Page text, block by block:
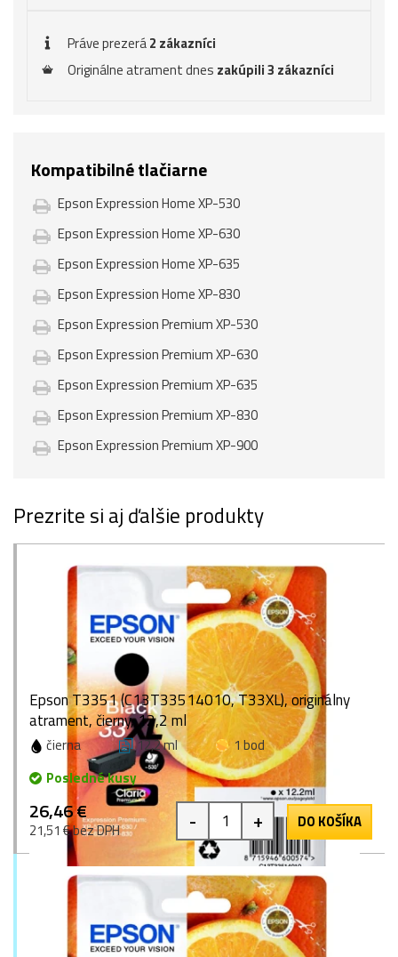
Práve prezerá2 zákazníci
Originálne atrament dnes zakúpili 3 zákazníci
Kompatibilné tlačiarne
Epson Expression Home XP-530
Epson Expression Home XP-630
Epson Expression Home XP-635
Epson Expression Home XP-830
Epson Expression Premium XP-530
Epson Expression Premium XP-630
Epson Expression Premium XP-635
Epson Expression Premium XP-830
Epson Expression Premium XP-900
Prezrite si aj ďalšie produkty
Epson T3351 (C13T33514010, T33XL), originálny
atrament, čierny, 12,2 ml
čierna 12,2 ml
1 bod
Posledné kusy
26,46 €
21,51 € bez DPH - + DO KOŠÍKA